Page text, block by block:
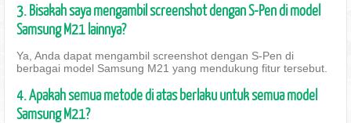
3. Bisakah saya mengambil screenshot dengan S-Pen di model
Samsung M21 lainnya?
Ya, Anda dapat mengambil screenshot dengan S-Pen di
berbagai model Samsung M21 yang mendukung fitur tersebut.
4. Apakah semua metode di atas berlaku untuk semua model
Samsung M21?